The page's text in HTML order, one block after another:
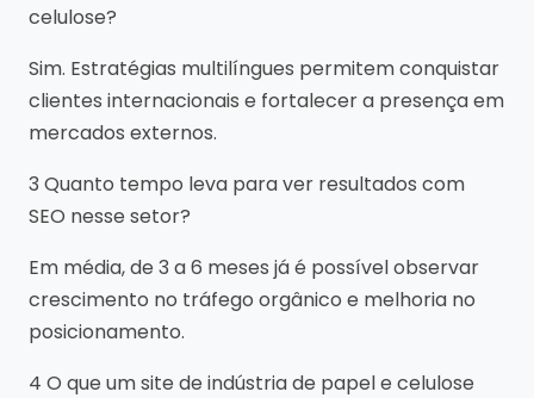
celulose?
Sim. Estratégias multilíngues permitem conquistar
clientes internacionais e fortalecer a presença em
mercados externos.
3 Quanto tempo leva para ver resultados com
SEO nesse setor?
Em média, de 3 a 6 meses já é possível observar
crescimento no tráfego orgânico e melhoria no
posicionamento.
4 O que um site de indústria de papel e celulose